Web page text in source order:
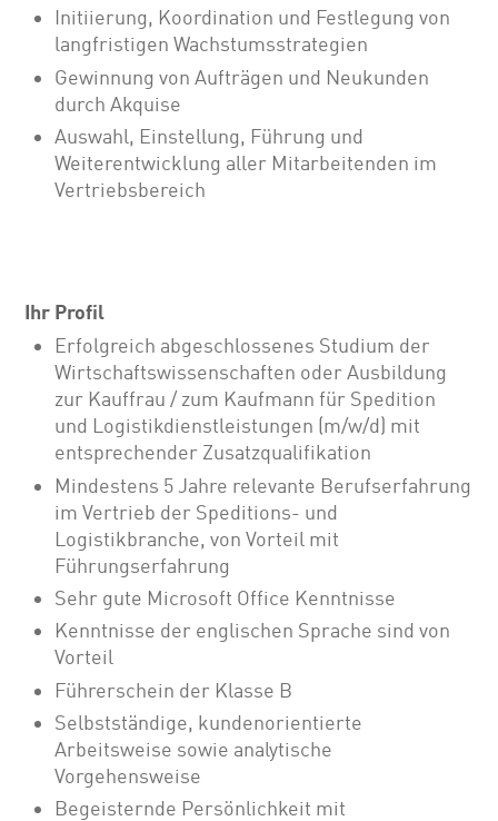
Initiierung, Koordination und Festlegung von
langfristigen Wachstumsstrategien
Gewinnung von Aufträgen und Neukunden
durch Akquise
Auswahl, Einstellung, Führung und
Weiterentwicklung aller Mitarbeitenden im
Vertriebsbereich
Ihr Profil
Erfolgreich abgeschlossenes Studium der
Wirtschaftswissenschaften oder Ausbildung
zur Kauffrau / zum Kaufmann für Spedition
und Logistikdienstleistungen (m/w/d) mit
entsprechender Zusatzqualifikation
Mindestens 5 Jahre relevante Berufserfahrung
im Vertrieb der Speditions- und
Logistikbranche, von Vorteil mit
Führungserfahrung
Sehr gute Microsoft Office Kenntnisse
Kenntnisse der englischen Sprache sind von
Vorteil
Führerschein der Klasse B
Selbstständige, kundenorientierte
Arbeitsweise sowie analytische
Vorgehensweise
Begeisternde Persönlichkeit mit